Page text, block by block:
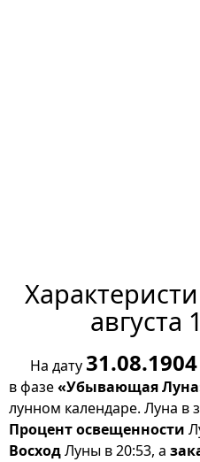
августа
На дату31.08.1904
в фазе«Убывающая
лунном календаре. Луна в
Процент освещенности
ВосходЛуны в 20:53, а